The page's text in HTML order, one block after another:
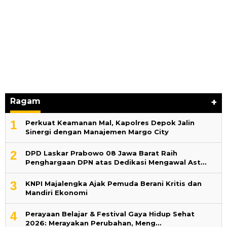
Ragam +
1
Perkuat Keamanan Mal, Kapolres Depok Jalin
Sinergi dengan Manajemen Margo City
2
DPD Laskar Prabowo 08 Jawa Barat Raih
Penghargaan DPN atas Dedikasi Mengawal Ast…
3
KNPI Majalengka Ajak Pemuda Berani Kritis dan
Mandiri Ekonomi
4
Perayaan Belajar & Festival Gaya Hidup Sehat
2026: Merayakan Perubahan, Meng…